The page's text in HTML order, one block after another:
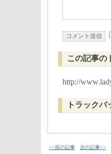
この記事の
http://
トラックバ
<<前の記事 次の記事>>